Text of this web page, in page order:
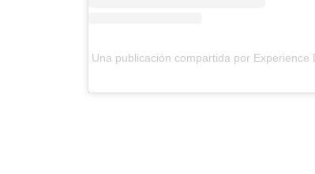
Una publicación compartida por